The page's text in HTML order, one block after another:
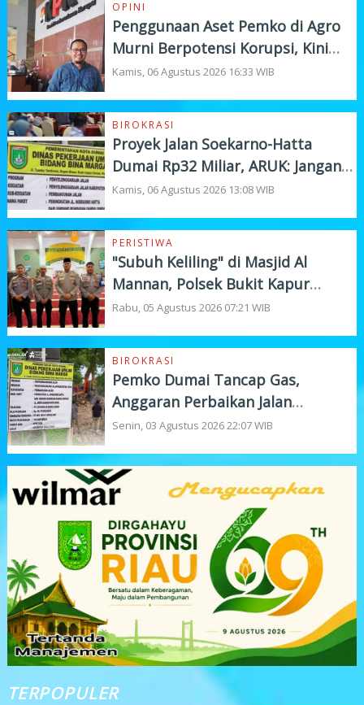
OPINI
Penggunaan Aset Pemko di Agro
Murni Berpotensi Korupsi, Kini
"Bola" Ada di APH
Kamis, 06 Agustus 2026 16:33 WIB
BIROKRASI
Proyek Jalan Soekarno-Hatta
Dumai Rp32 Miliar, ARUK: Jangan
Korbankan Kualitas Demi Kejar
Kamis, 06 Agustus 2026 13:08 WIB
PERISTIWA
"Subuh Keliling" di Masjid Al
Mannan, Polsek Bukit Kapur
Tampung Curhat Warga
Rabu, 05 Agustus 2026 07:21 WIB
BIROKRASI
Pemko Dumai Tancap Gas,
Anggaran Perbaikan Jalan
Nasional Rp19,1 Milyar
Senin, 03 Agustus 2026 22:07 WIB
TERPOPULER